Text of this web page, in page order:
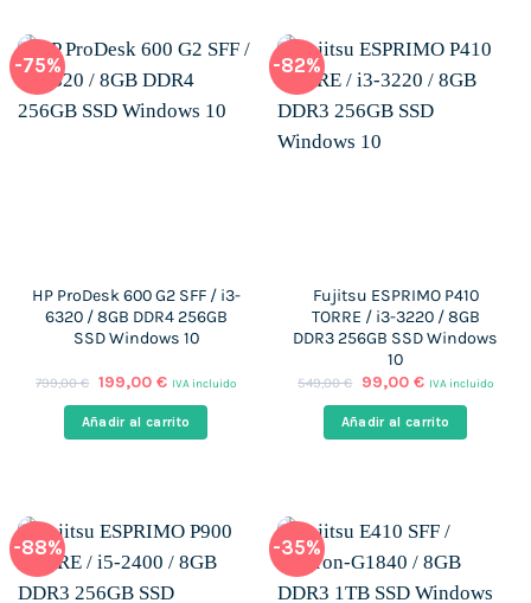
-75%
HP ProDesk 600 G2 SFF / i3-
6320 / 8GB DDR4 256GB
SSD Windows 10
799,00€ El
original
era:
199,00 €El
actual
es:
IVA incluido
Añadir al carrito
-82%
Fujitsu ESPRIMO P410
TORRE / i3-3220 / 8GB
DDR3 256GB SSD Windows
10
549,00€
El
original
era:
99,00 €El
actual
es:
IVA incluido
Añadir al carrito
-88% -35%